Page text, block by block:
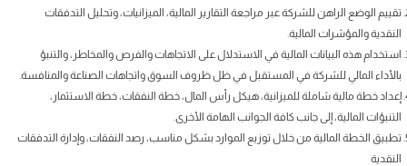
تقييم الوضع الراهن للشركة عبر مراجعة التقارير المالية، الميزانيات، وتحليل التدفقات
النقدية والمؤشرات المالية.
استخدام هذه البيانات المالية في الاستدلال على الاتجاهات والفرص والمخاطر، والتنبؤ
بالأداء المالي للشركة في المستقبل في ظل ظروف السوق واتجاهات الصناعة والمنافسة.
إعداد خطة مالية شاملة للميزانية، هيكل رأس المال، خطة النفقات، خطة الاستثمار،
التنبؤات المالية، إلى جانب كافة الجوانب الهامة الأخرى.
تطبيق الخطة المالية من خلال توزيع الموارد بشكل مناسب، رصد النفقات، وإدارة التدفقات
النقدية